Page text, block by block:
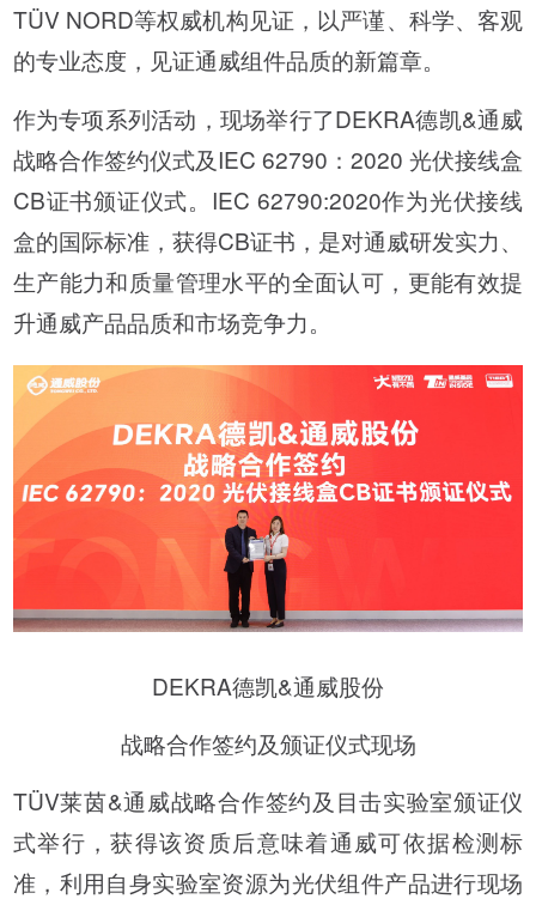
TÜV NORD等权威机构见证，以严谨、科学、客观
的专业态度，见证通威组件品质的新篇章。
作为专项系列活动，现场举行了DEKRA德凯&通威
战略合作签约仪式及IEC 62790：2020 光伏接线盒
CB证书颁证仪式。IEC 62790:2020作为光伏接线
盒的国际标准，获得CB证书，是对通威研发实力、
生产能力和质量管理水平的全面认可，更能有效提
升通威产品品质和市场竞争力。
DEKRA德凯&通威股份
战略合作签约及颁证仪式现场
TÜV莱茵&通威战略合作签约及目击实验室颁证仪
式举行，获得该资质后意味着通威可依据检测标
准，利用自身实验室资源为光伏组件产品进行现场